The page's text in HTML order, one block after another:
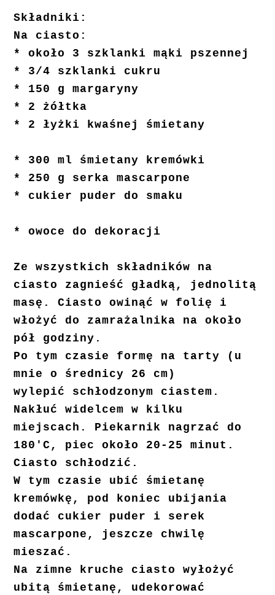
Składniki:
Na ciasto:
* około 3 szklanki mąki pszennej
* 3/4 szklanki cukru
* 150 g margaryny
* 2 żółtka
* 2 łyżki kwaśnej śmietany
* 300 ml śmietany kremówki
* 250 g serka mascarpone
* cukier puder do smaku
* owoce do dekoracji
Ze wszystkich składników na
ciasto zagnieść gładką, jednolitą
masę. Ciasto owinąć w folię i
włożyć do zamrażalnika na około
pół godziny.
Po tym czasie formę na tarty (u
mnie o średnicy 26 cm)
wylepić schłodzonym ciastem.
Nakłuć widelcem w kilku
miejscach. Piekarnik nagrzać do
180'C, piec około 20-25 minut.
Ciasto schłodzić.
W tym czasie ubić śmietanę
kremówkę, pod koniec ubijania
dodać cukier puder i serek
mascarpone, jeszcze chwilę
mieszać.
Na zimne kruche ciasto wyłożyć
ubitą śmietanę, udekorować